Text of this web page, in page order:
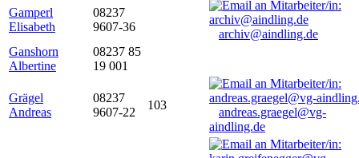
Gamperl
Elisabeth
08237
9607-36
archiv@aindling.de
Ganshorn
Albertine
08237 85
19 001
Grägel
Andreas
08237
9607-22
103
andreas.graegel@vg-
aindling.de